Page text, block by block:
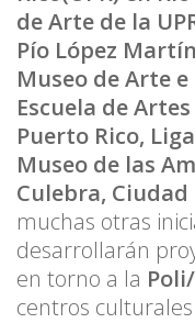
de Arte de la
Pío López
Museo de Arte
Escuela de
Puerto Rico,
Museo de las
Culebra, Ciudad
muchas otras
desarrollarán
en torno a la
centros